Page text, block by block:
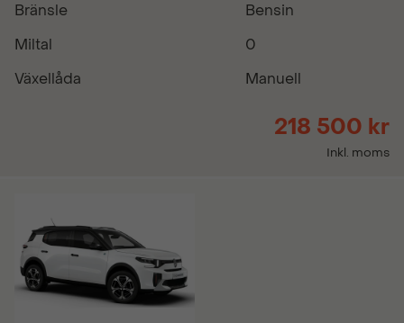
Bränsle
Bensin
Miltal
0
Växellåda
Manuell
218 500 kr
Inkl. moms